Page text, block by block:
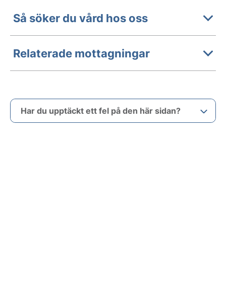
Så söker du vård hos oss
Relaterade mottagningar
Har du upptäckt ett fel på den här sidan?